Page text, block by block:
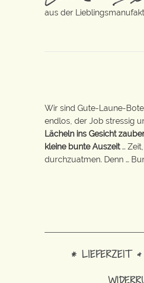
aus der
Wir sind Gute-Laune-
endlos, der Job stressig
Lächeln ins Gesicht
kleine bunte Auszeit…
durchzuatmen. Denn …
* LIEFERZEIT &